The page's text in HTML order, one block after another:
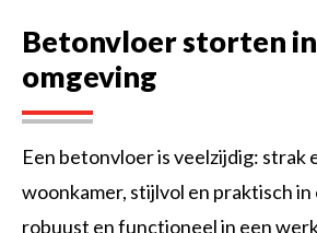
Betonvloer storten
omgeving
Een betonvloer is veelzijdig: strak
woonkamer, stijlvol en praktisch in
robuust en functioneel in een